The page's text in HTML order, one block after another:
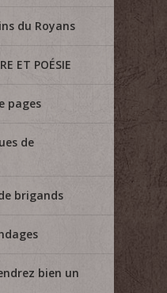
du Royans
ET POÉSIE
pages
de
brigands
bien un